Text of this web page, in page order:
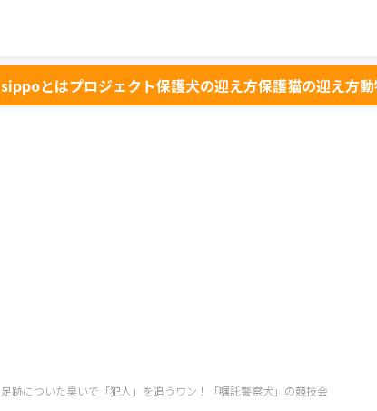
sippoとはプロジェクト保護犬の迎え方保護猫の迎え方
足跡についた臭いで「犯人」を追うワン！「嘱託警察犬」の競技会